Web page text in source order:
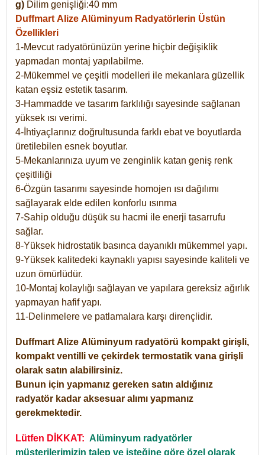
g) Dilim genişliği:40 mm
Duffmart Alize Alüminyum Radyatörlerin Üstün
Özellikleri
1-Mevcut radyatörünüzün yerine hiçbir değişiklik
yapmadan montaj yapılabilme.
2-Mükemmel ve çeşitli modelleri ile mekanlara güzellik
katan eşsiz estetik tasarım.
3-Hammadde ve tasarım farklılığı sayesinde sağlanan
yüksek ısı verimi.
4-İhtiyaçlarınız doğrultusunda farklı ebat ve boyutlarda
üretilebilen esnek boyutlar.
5-Mekanlarınıza uyum ve zenginlik katan geniş renk
çeşitliliği
6-Özgün tasarımı sayesinde homojen ısı dağılımı
sağlayarak elde edilen konforlu ısınma
7-Sahip olduğu düşük su hacmi ile enerji tasarrufu
sağlar.
8-Yüksek hidrostatik basınca dayanıklı mükemmel yapı.
9-Yüksek kalitedeki kaynaklı yapısı sayesinde kaliteli ve
uzun ömürlüdür.
10-Montaj kolaylığı sağlayan ve yapılara gereksiz ağırlık
yapmayan hafif yapı.
11-Delinmelere ve patlamalara karşı dirençlidir.
Duffmart Alize Alüminyum radyatörü kompakt girişli,
kompakt ventilli ve çekirdek termostatik vana girişli
olarak satın alabilirsiniz.
Bunun için yapmanız gereken satın aldığınız
radyatör kadar aksesuar alımı yapmanız
gerekmektedir.
Lütfen DİKKAT: Alüminyum radyatörler
müşterilerimizin talep ve isteğine göre özel olarak